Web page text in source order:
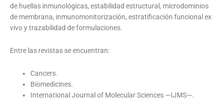
de huellas inmunológicas, estabilidad estructural, microdominios
de membrana, inmunomonitorización, estratificación funcional ex
vivo y trazabilidad de formulaciones.
Entre las revistas se encuentran:
Cancers.
Biomedicines.
International Journal of Molecular Sciences —IJMS—.